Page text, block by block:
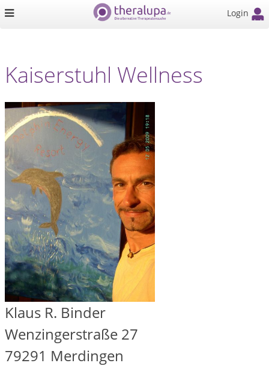
Login
Kaiserstuhl Wellness
Klaus R. Binder
Wenzingerstraße 27
79291 Merdingen